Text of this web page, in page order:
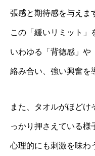
張感と期待感を与えま
この「緩いリミット」
いわゆる「背徳感」や
絡み合い、強い興奮を
また、タオルがほどけ
っかり押さえている様
心理的にも刺激を味わ